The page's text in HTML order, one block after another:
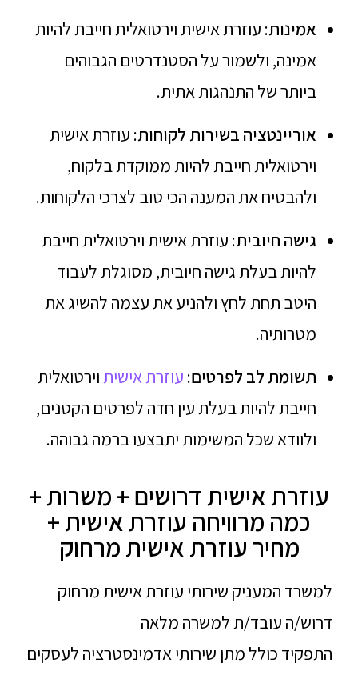
אמינות: עוזרת אישית וירטואלית חייבת להיות
אמינה, ולשמור על הסטנדרטים הגבוהים
ביותר של התנהגות אתית.
אוריינטציה בשירות לקוחות: עוזרת אישית
וירטואלית חייבת להיות ממוקדת בלקוח,
ולהבטיח את המענה הכי טוב לצרכי הלקוחות.
גישה חיובית: עוזרת אישית וירטואלית חייבת
להיות בעלת גישה חיובית, מסוגלת לעבוד
היטב תחת לחץ ולהניע את עצמה להשיג את
מטרותיה.
תשומת לב לפרטים: עוזרת אישיתוירטואלית
חייבת להיות בעלת עין חדה לפרטים הקטנים,
ולוודא שכל המשימות יתבצעו ברמה גבוהה.
עוזרת אישית דרושים + משרות +
כמה מרוויחה עוזרת אישית +
מחיר עוזרת אישית מרחוק
למשרד המעניק שירותי עוזרת אישית מרחוק
דרוש/ה עובד/ת למשרה מלאה
התפקיד כולל מתן שירותי אדמינסטרציה לעסקים